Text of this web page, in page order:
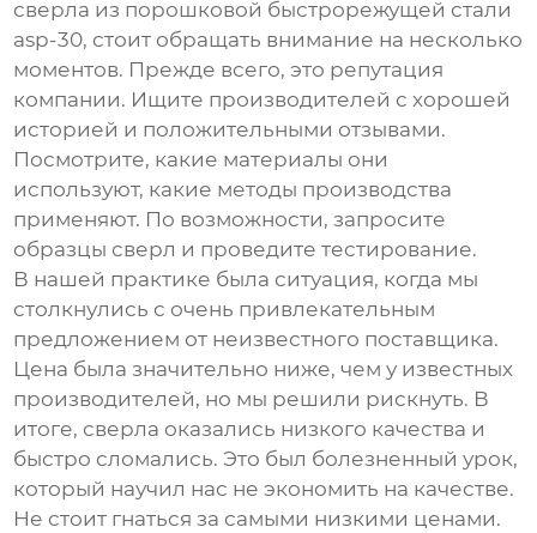
сверла из порошковой быстрорежущей стали
asp-30, стоит обращать внимание на несколько
моментов. Прежде всего, это репутация
компании. Ищите производителей с хорошей
историей и положительными отзывами.
Посмотрите, какие материалы они
используют, какие методы производства
применяют. По возможности, запросите
образцы сверл и проведите тестирование.
В нашей практике была ситуация, когда мы
столкнулись с очень привлекательным
предложением от неизвестного поставщика.
Цена была значительно ниже, чем у известных
производителей, но мы решили рискнуть. В
итоге, сверла оказались низкого качества и
быстро сломались. Это был болезненный урок,
который научил нас не экономить на качестве.
Не стоит гнаться за самыми низкими ценами.